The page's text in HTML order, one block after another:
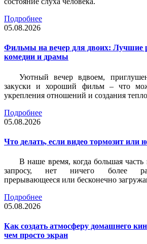
Подробнее
05.08.2026
Фильмы на вечер для двоих: Лучшие
комедии и драмы
Уютный вечер вдвоем,
закуски и хороший фильм – что
укрепления отношений и создания
Подробнее
05.08.2026
Что делать, если видео тормозит или
В наше время, когда большая часть
запросу, нет ничего более
прерывающееся или бесконечно
Подробнее
05.08.2026
Как создать атмосферу домашнего
чем просто экран